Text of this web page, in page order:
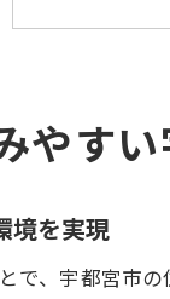
リ
不動
リ
やす
境を実現
で、宇都宮市